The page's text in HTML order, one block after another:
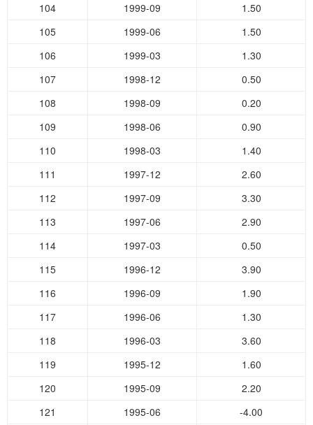
104
1999-09
1.50
105
1999-06
1.50
106
1999-03
1.30
107
1998-12
0.50
108
1998-09
0.20
109
1998-06
0.90
110
1998-03
1.40
111
1997-12
2.60
112
1997-09
3.30
113
1997-06
2.90
114
1997-03
0.50
115
1996-12
3.90
116
1996-09
1.90
117
1996-06
1.30
118
1996-03
3.60
119
1995-12
1.60
120
1995-09
2.20
121
1995-06
-4.00